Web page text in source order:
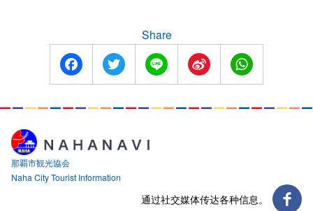
Share
FacebookTwitter Line
Sina
Weibo
WhatsApp
那覇市観光協会
Naha City Tourist Information
通过社交媒体传达各种信息。